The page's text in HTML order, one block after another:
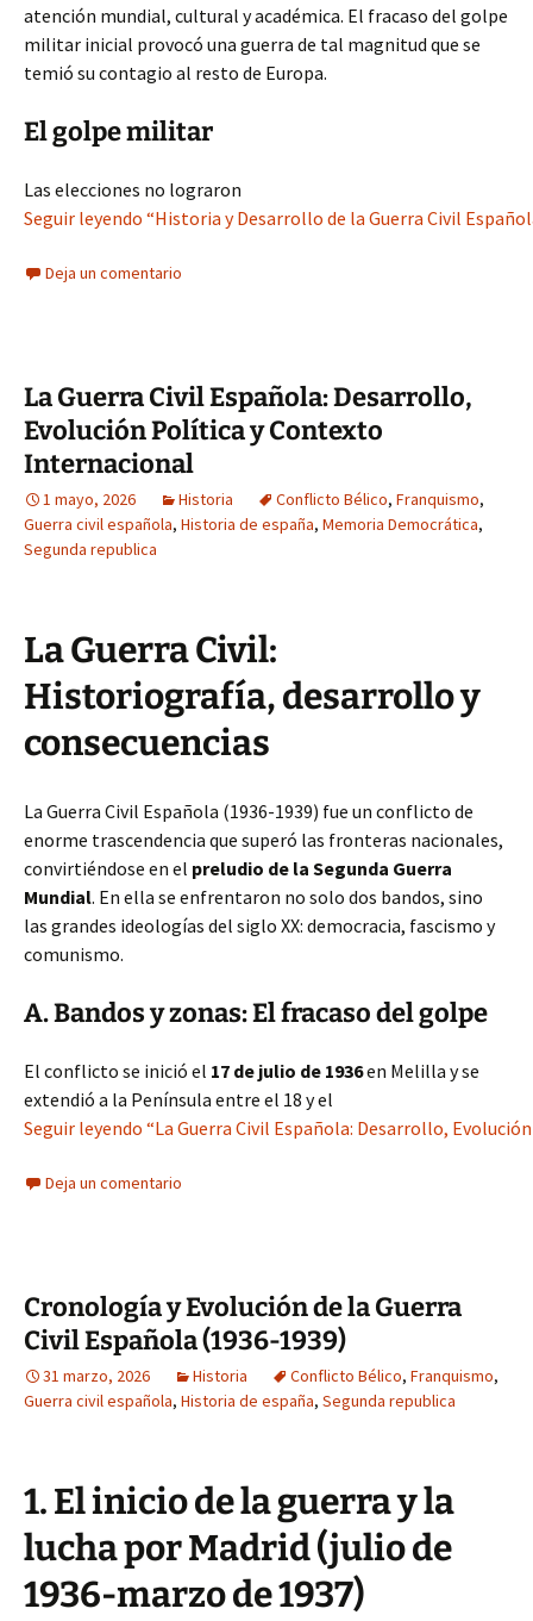
atención mundial, cultural y académica. El fracaso del golpe
militar inicial provocó una guerra de tal magnitud que se
temió su contagio al resto de Europa.
El golpe militar
Las elecciones no lograron
Seguir leyendo “Historia y Desarrollo de la Guerra Civil
Deja un comentario
La Guerra Civil Española: Desarrollo,
Evolución Política y Contexto
Internacional
1 mayo, 2026 Historia Conflicto Bélico, Franquismo,
Guerra civil española, Historia de españa, Memoria Democrática,
Segunda republica
La Guerra Civil:
Historiografía, desarrollo y
consecuencias
La Guerra Civil Española (1936-1939) fue un conflicto de
enorme trascendencia que superó las fronteras nacionales,
convirtiéndose en el preludio de la Segunda Guerra
Mundial. En ella se enfrentaron no solo dos bandos, sino
las grandes ideologías del siglo XX: democracia, fascismo y
comunismo.
A. Bandos y zonas: El fracaso del golpe
El conflicto se inició el 17 de julio de 1936en Melilla y se
extendió a la Península entre el 18 y el
Seguir leyendo “La Guerra Civil Española: Desarrollo,
Deja un comentario
Cronología y Evolución de la Guerra
Civil Española (1936-1939)
31 marzo, 2026 Historia Conflicto Bélico, Franquismo,
Guerra civil española, Historia de españa, Segunda republica
1. El inicio de la guerra y la
lucha por Madrid (julio de
1936-marzo de 1937)